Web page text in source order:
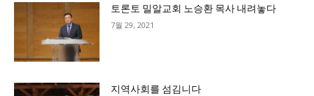
토론토 밀알교회 노승환 목사 내려놓다
7월 29, 2021
지역사회를 섬김니다